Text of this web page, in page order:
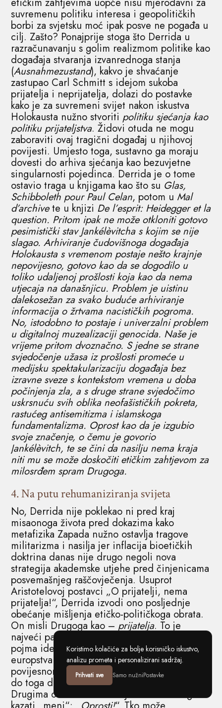
suvremenu politiku interesa i geopolitičkih
borbi za svjetsku moć ipak posve ne pogađa u
cilj. Zašto? Ponajprije stoga što Derrida u
razračunavanju s golim realizmom politike kao
događaja stvaranja izvanrednoga stanja
(Ausnahmezustand), kakvo je shvaćanje
zastupao Carl Schmitt s idejom sukoba
prijatelja i neprijatelja, dolazi do postavke
kako je za suvremeni svijet nakon iskustva
Holokausta nužno stvoriti politiku sjećanja kao
politiku prijateljstva. Židovi otuda ne mogu
zaboraviti ovaj tragični događaj u njihovoj
povijesti. Umjesto toga, sustavno ga moraju
dovesti do arhiva sjećanja kao bezuvjetne
singularnosti pojedinca. Derrida je o tome
ostavio traga u knjigama kao što su Glas,
Schibboleth pour Paul Celan, potom u Mal
d’archivete u knjizi De l’esprit: Heidegger et la
question. Pritom ipak ne može otkloniti gotovo
pesimistički stav Jankélèvitcha s kojim se nije
slagao. Arhiviranje čudovišnoga događaja
Holokausta s vremenom postaje nešto krajnje
nepovijesno, gotovo kao da se dogodilo u
toliko udaljenoj prošlosti koja kao da nema
utjecaja na današnjicu. Problem je uistinu
dalekosežan za svako buduće arhiviranje
informacija o žrtvama nacističkih pogroma.
No, istodobno to postaje i univerzalni problem
u digitalnoj muzealizaciji genocida. Naše je
vrijeme pritom dvoznačno. S jedne se strane
svjedočenje užasa iz prošlosti promeće u
medijsku spektakularizaciju događaja bez
izravne sveze s kontekstom vremena u doba
počinjenja zla, a s druge strane svjedočimo
uskrsnuću svih oblika neofašističkih pokreta,
rastućeg antisemitizma i islamskoga
fundamentalizma. Oprost kao da je izgubio
svoje značenje, o čemu je govorio
Jankélèvitch, te se čini da nasilju nema kraja
niti mu se može doskočiti etičkim zahtjevom za
milosrđem spram Drugoga.
4. Na putu rehumaniziranja svijeta
No, Derrida nije poklekao ni pred kraj
misaonoga života pred dokazima kako
metafizika Zapada nužno ostavlja tragove
militarizma i nasilja jer inflacija bioetičkih
doktrina danas nije drugo negoli nova
strategija akademske utjehe pred činjenicama
posvemašnjeg raščovječenja. Usuprot
Aristotelovoj postavci „O prijatelji, nema
prijatelja!“, Derrida izvodi ono posljednje
obećanje mišljenja etičko-političkoga obrata.
On misli Drugoga kao – prijatelja. To je
najveći paradoks i aporija suvremenoga
pojma identiteta kao i iz njega izvedenoga
europstva Europe s mogućom svjetsko-
povijesnom misijom kozmopolitizma. Da bi se
do toga došlo, potrebno je ponajprije kazati
Drugima ono što ne očekujem da će Drugi
Koristimo kolačiće za bolje korisničko iskustvo,
analizu prometa i personalizirani sadržaj.
Prihvati sve Samo nužniPostavke